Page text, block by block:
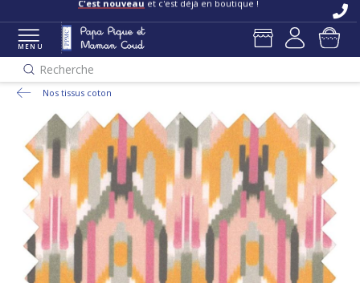
C'est nouveau et c'est déjà en boutique !
MENU
Recherche
Nos tissus coton